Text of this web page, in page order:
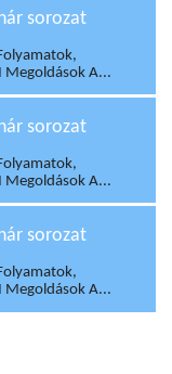
sorozat
Megoldások A...
sorozat
Megoldások A...
sorozat
Megoldások A...